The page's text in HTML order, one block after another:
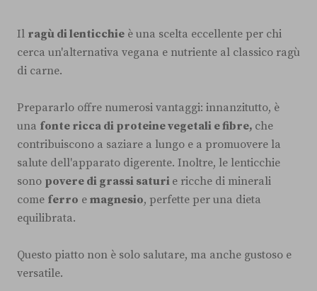
Il ragù di lenticchie è una scelta eccellente per chi
cerca un'alternativa vegana e nutriente al classico ragù
di carne.
Prepararlo offre numerosi vantaggi: innanzitutto, è
una fonte ricca di proteine vegetali e fibre, che
contribuiscono a saziare a lungo e a promuovere la
salute dell'apparato digerente. Inoltre, le lenticchie
sono povere di grassi saturi e ricche di minerali
come ferro e magnesio, perfette per una dieta
equilibrata.
Questo piatto non è solo salutare, ma anche gustoso e
versatile.